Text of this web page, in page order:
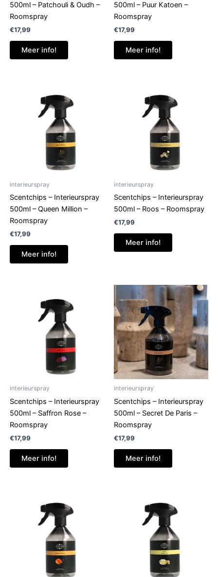
500ml – Patchouli & Oudh –
Roomspray
€17,99
Meer info!
500ml – Puur Katoen –
Roomspray
€17,99
Meer info!
interieurspray
Scentchips – Interieurspray
500ml – Queen Million –
Roomspray
€17,99
Meer info!
interieurspray
Scentchips – Interieurspray
500ml – Roos – Roomspray
€17,99
Meer info!
interieurspray
Scentchips – Interieurspray
500ml – Saffron Rose –
Roomspray
€17,99
Meer info!
interieurspray
Scentchips – Interieurspray
500ml – Secret De Paris –
Roomspray
€17,99
Meer info!